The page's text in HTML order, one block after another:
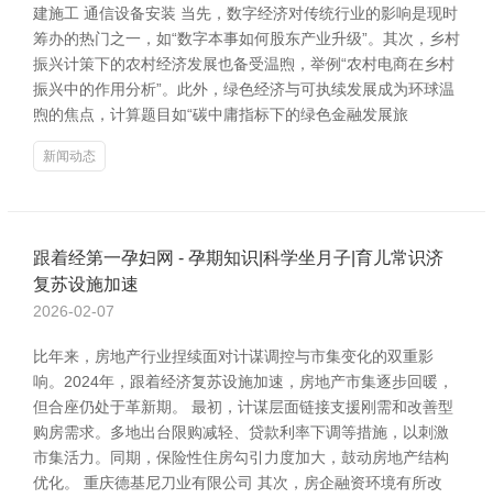
建施工 通信设备安装 当先，数字经济对传统行业的影响是现时
筹办的热门之一，如“数字本事如何股东产业升级”。其次，乡村
振兴计策下的农村经济发展也备受温煦，举例“农村电商在乡村
振兴中的作用分析”。此外，绿色经济与可执续发展成为环球温
煦的焦点，计算题目如“碳中庸指标下的绿色金融发展旅
新闻动态
跟着经第一孕妇网 - 孕期知识|科学坐月子|育儿常识济
复苏设施加速
2026-02-07
比年来，房地产行业捏续面对计谋调控与市集变化的双重影
响。2024年，跟着经济复苏设施加速，房地产市集逐步回暖，
但合座仍处于革新期。 最初，计谋层面链接支援刚需和改善型
购房需求。多地出台限购减轻、贷款利率下调等措施，以刺激
市集活力。同期，保险性住房勾引力度加大，鼓动房地产结构
优化。 重庆德基尼刀业有限公司 其次，房企融资环境有所改